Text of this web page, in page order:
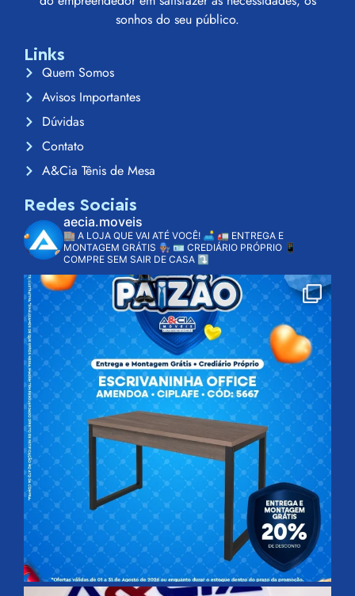
sonhos do seu público.
Links
Quem Somos
Avisos Importantes
Dúvidas
Contato
A&Cia Tênis de Mesa
Redes Sociais
aecia.moveis
🏬 A LOJA QUE VAI ATÉ VOCÊ! 🛋️ 🚛 ENTREGA E
MONTAGEM GRÁTIS 👨🏽‍🔧 🪪 CREDIÁRIO PRÓPRIO 📱
COMPRE SEM SAIR DE CASA ⤵️